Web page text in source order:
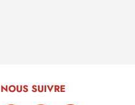
NOUS SUIVRE